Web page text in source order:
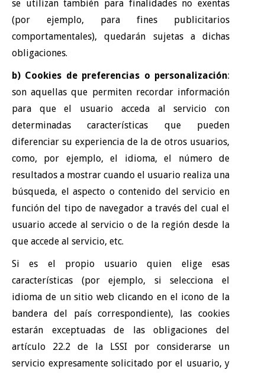
se utilizan también para finalidades no exentas
(por ejemplo, para fines publicitarios
comportamentales), quedarán sujetas a dichas
obligaciones.
b) Cookies de preferencias o personalización:
son aquellas que permiten recordar información
para que el usuario acceda al servicio con
determinadas características que pueden
diferenciar su experiencia de la de otros usuarios,
como, por ejemplo, el idioma, el número de
resultados a mostrar cuando el usuario realiza una
búsqueda, el aspecto o contenido del servicio en
función del tipo de navegador a través del cual el
usuario accede al servicio o de la región desde la
que accede al servicio, etc.
Si es el propio usuario quien elige esas
características (por ejemplo, si selecciona el
idioma de un sitio web clicando en el icono de la
bandera del país correspondiente), las cookies
estarán exceptuadas de las obligaciones del
artículo 22.2 de la LSSI por considerarse un
servicio expresamente solicitado por el usuario, y